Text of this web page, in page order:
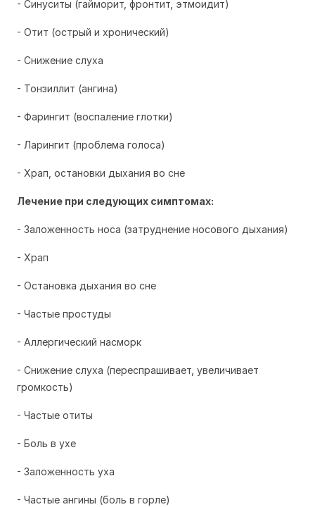
- Синуситы (гайморит, фронтит, этмоидит)
- Отит (острый и хронический)
- Снижение слуха
- Тонзиллит (ангина)
- Фарингит (воспаление глотки)
- Ларингит (проблема голоса)
- Храп, остановки дыхания во сне
Лечение при следующих симптомах:
- Заложенность носа (затруднение носового дыхания)
- Храп
- Остановка дыхания во сне
- Частые простуды
- Аллергический насморк
- Снижение слуха (переспрашивает, увеличивает
громкость)
- Частые отиты
- Боль в ухе
- Заложенность уха
- Частые ангины (боль в горле)